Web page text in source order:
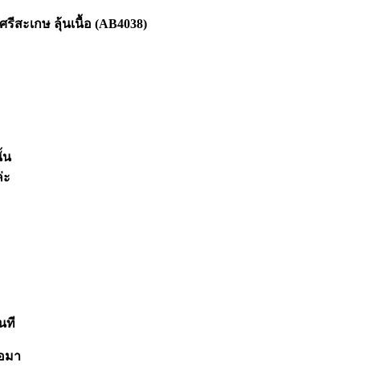
สะเกษ ลุ้นเนื้อ (AB4038)
น
ที
มา